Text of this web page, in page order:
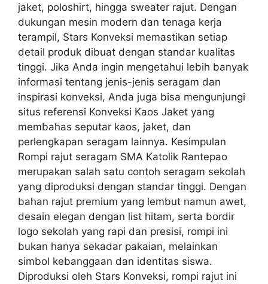
jaket, poloshirt, hingga sweater rajut. Dengan
dukungan mesin modern dan tenaga kerja
terampil, Stars Konveksi memastikan setiap
detail produk dibuat dengan standar kualitas
tinggi. Jika Anda ingin mengetahui lebih banyak
informasi tentang jenis-jenis seragam dan
inspirasi konveksi, Anda juga bisa mengunjungi
situs referensi Konveksi Kaos Jaket yang
membahas seputar kaos, jaket, dan
perlengkapan seragam lainnya. Kesimpulan
Rompi rajut seragam SMA Katolik Rantepao
merupakan salah satu contoh seragam sekolah
yang diproduksi dengan standar tinggi. Dengan
bahan rajut premium yang lembut namun awet,
desain elegan dengan list hitam, serta bordir
logo sekolah yang rapi dan presisi, rompi ini
bukan hanya sekadar pakaian, melainkan
simbol kebanggaan dan identitas siswa.
Diproduksi oleh Stars Konveksi, rompi rajut ini